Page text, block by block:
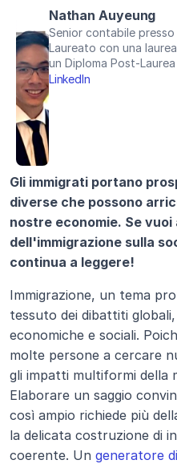
Nathan Auyeung
Senior contabile presso
Laureato con una
un Diploma Post-
LinkedIn
Gli immigrati portano
diverse che possono
nostre economie. Se
dell'immigrazione sulla
continua a leggere!
Immigrazione, un tema
tessuto dei dibattiti
economiche e sociali.
molte persone a cercare
gli impatti multiformi della
Elaborare un saggio
così ampio richiede più
la delicata costruzione di
coerente. Un generatore